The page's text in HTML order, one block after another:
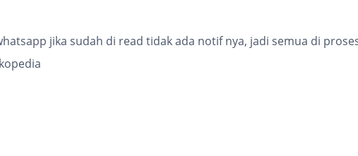
jika sudah di read tidak ada notif nya, jadi semua di